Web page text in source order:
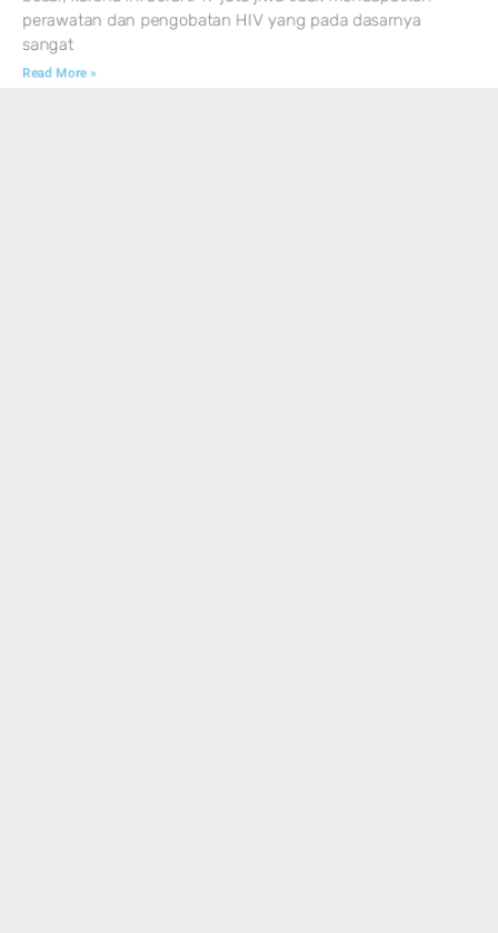
perawatan dan pengobatan HIV yang pada dasarnya
sangat
Read More »